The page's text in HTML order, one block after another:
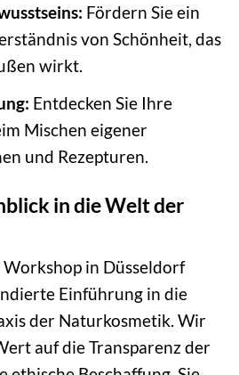
Fördern Sie ein
von Schönheit, das
wirkt.
Entdecken Sie Ihre
Mischen eigener
und Rezepturen.
in die Welt der
in Düsseldorf
Einführung in die
der Naturkosmetik. Wir
auf die Transparenz der